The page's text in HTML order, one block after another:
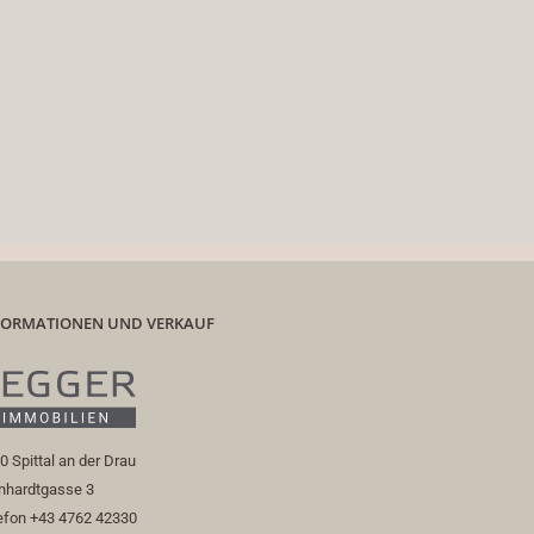
UND VERKAUF
Spittal an der Drau
3
+43 4762 42330